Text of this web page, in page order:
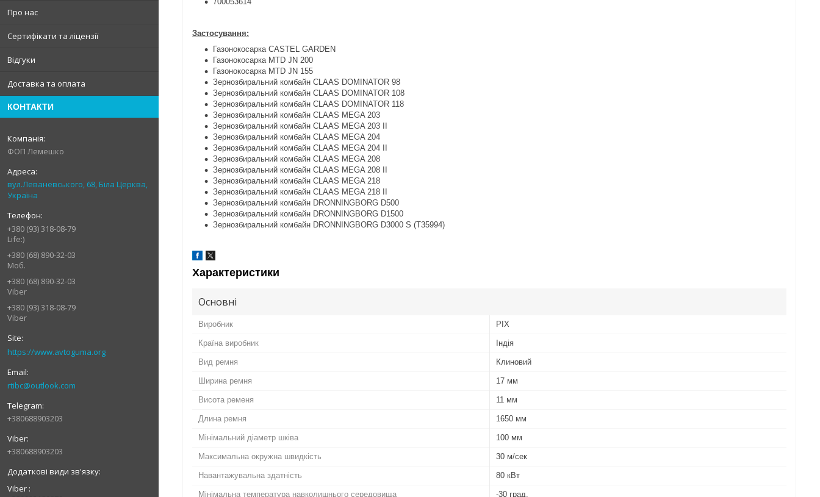
Про нас
Сертифікати та ліцензії
Відгуки
Доставка та оплата
КОНТАКТИ
ФОП Лемешко
вул.Леваневського, 68, Біла Церква,
Україна
+380 (93) 318-08-79
Life:)
+380 (68) 890-32-03
Моб.
+380 (68) 890-32-03
Viber
+380 (93) 318-08-79
Viber
https://www.avtoguma.org
rtibc@outlook.com
+380688903203
+380688903203
Viber
Застосування:
Газонокосарка CASTEL GARDEN
Газонокосарка MTD JN 200
Газонокосарка MTD JN 155
Зернозбиральний комбайн CLAAS DOMINATOR 98
Зернозбиральний комбайн CLAAS DOMINATOR 108
Зернозбиральний комбайн CLAAS DOMINATOR 118
Зернозбиральний комбайн CLAAS MEGA 203
Зернозбиральний комбайн CLAAS MEGA 203 II
Зернозбиральний комбайн CLAAS MEGA 204
Зернозбиральний комбайн CLAAS MEGA 204 II
Зернозбиральний комбайн CLAAS MEGA 208
Зернозбиральний комбайн CLAAS MEGA 208 II
Зернозбиральний комбайн CLAAS MEGA 218
Зернозбиральний комбайн CLAAS MEGA 218 II
Зернозбиральний комбайн DRONNINGBORG D500
Зернозбиральний комбайн DRONNINGBORG D1500
Зернозбиральний комбайн DRONNINGBORG D3000 S (T35994)
Характеристики
Основні
Виробник PIX
Країна виробник Індія
Вид ремня Клиновий
Ширина ремня 17 мм
Висота ременя 11 мм
Длина ремня 1650 мм
Мінімальний діаметр шківа 100 мм
Максимальна окружна швидкість 30 м/сек
Навантажувальна здатність 80 кВт
Мінімальна температура навколишнього середовища -30 град.